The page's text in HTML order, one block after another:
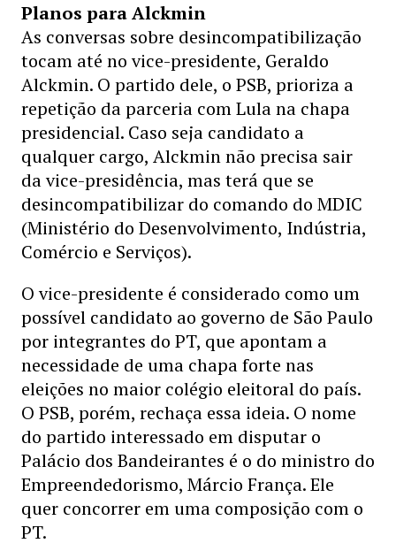
Planos para Alckmin
As conversas sobre desincompatibilização
tocam até no vice-presidente, Geraldo
Alckmin. O partido dele, o PSB, prioriza a
repetição da parceria com Lula na chapa
presidencial. Caso seja candidato a
qualquer cargo, Alckmin não precisa sair
da vice-presidência, mas terá que se
desincompatibilizar do comando do MDIC
(Ministério do Desenvolvimento, Indústria,
Comércio e Serviços).
O vice-presidente é considerado como um
possível candidato ao governo de São Paulo
por integrantes do PT, que apontam a
necessidade de uma chapa forte nas
eleições no maior colégio eleitoral do país.
O PSB, porém, rechaça essa ideia. O nome
do partido interessado em disputar o
Palácio dos Bandeirantes é o do ministro do
Empreendedorismo, Márcio França. Ele
quer concorrer em uma composição com o
PT.